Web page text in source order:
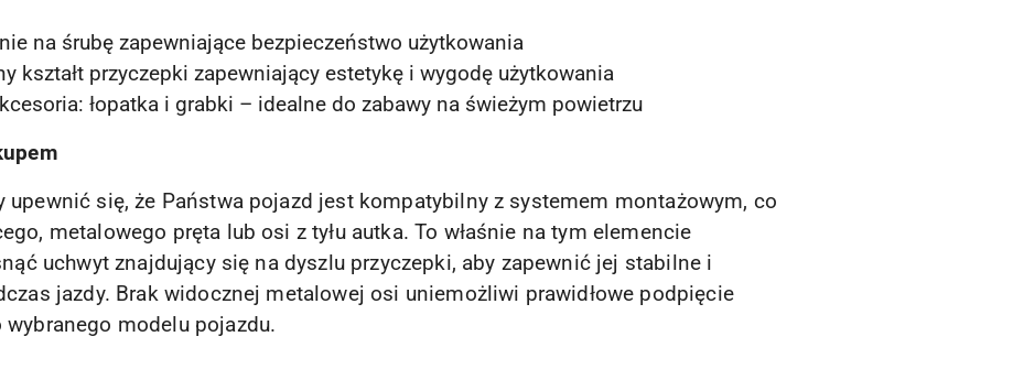
na śrubę zapewniające bezpieczeństwo użytkowania
kształt przyczepki zapewniający estetykę i wygodę użytkowania
łopatka i grabki – idealne do zabawy na świeżym powietrzu
upewnić się, że Państwa pojazd jest kompatybilny z systemem montażowym, co
metalowego pręta lub osi z tyłu autka. To właśnie na tym elemencie
uchwyt znajdujący się na dyszlu przyczepki, aby zapewnić jej stabilne i
jazdy. Brak widocznej metalowej osi uniemożliwi prawidłowe podpięcie
modelu pojazdu.